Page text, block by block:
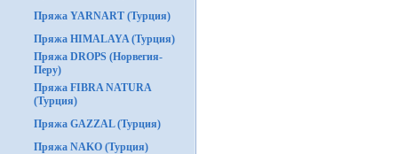
Пряжа YARNART (Турция)
Пряжа HIMALAYA (Турция)
Пряжа DROPS (Норвегия-
Перу)
Пряжа FIBRA NATURA
(Турция)
Пряжа GAZZAL (Турция)
Пряжа NAKO (Турция)